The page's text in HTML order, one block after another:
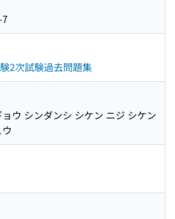
2次試験過去問題集
ウ シンダンシ シケン ニジ シケン